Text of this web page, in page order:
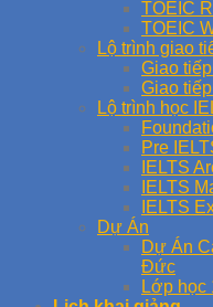
TOEIC
TOEIC
Lộ trình giao
Giao
Giao
Lộ trình học
Pre
IELTS
IELTS
IELTS
Dự Án
Dự Án
Đức
Lớp học